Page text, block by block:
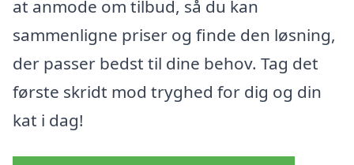
at anmode om tilbud, så du kan
sammenligne priser og finde den løsning,
der passer bedst til dine behov. Tag det
første skridt mod tryghed for dig og din
kat i dag!